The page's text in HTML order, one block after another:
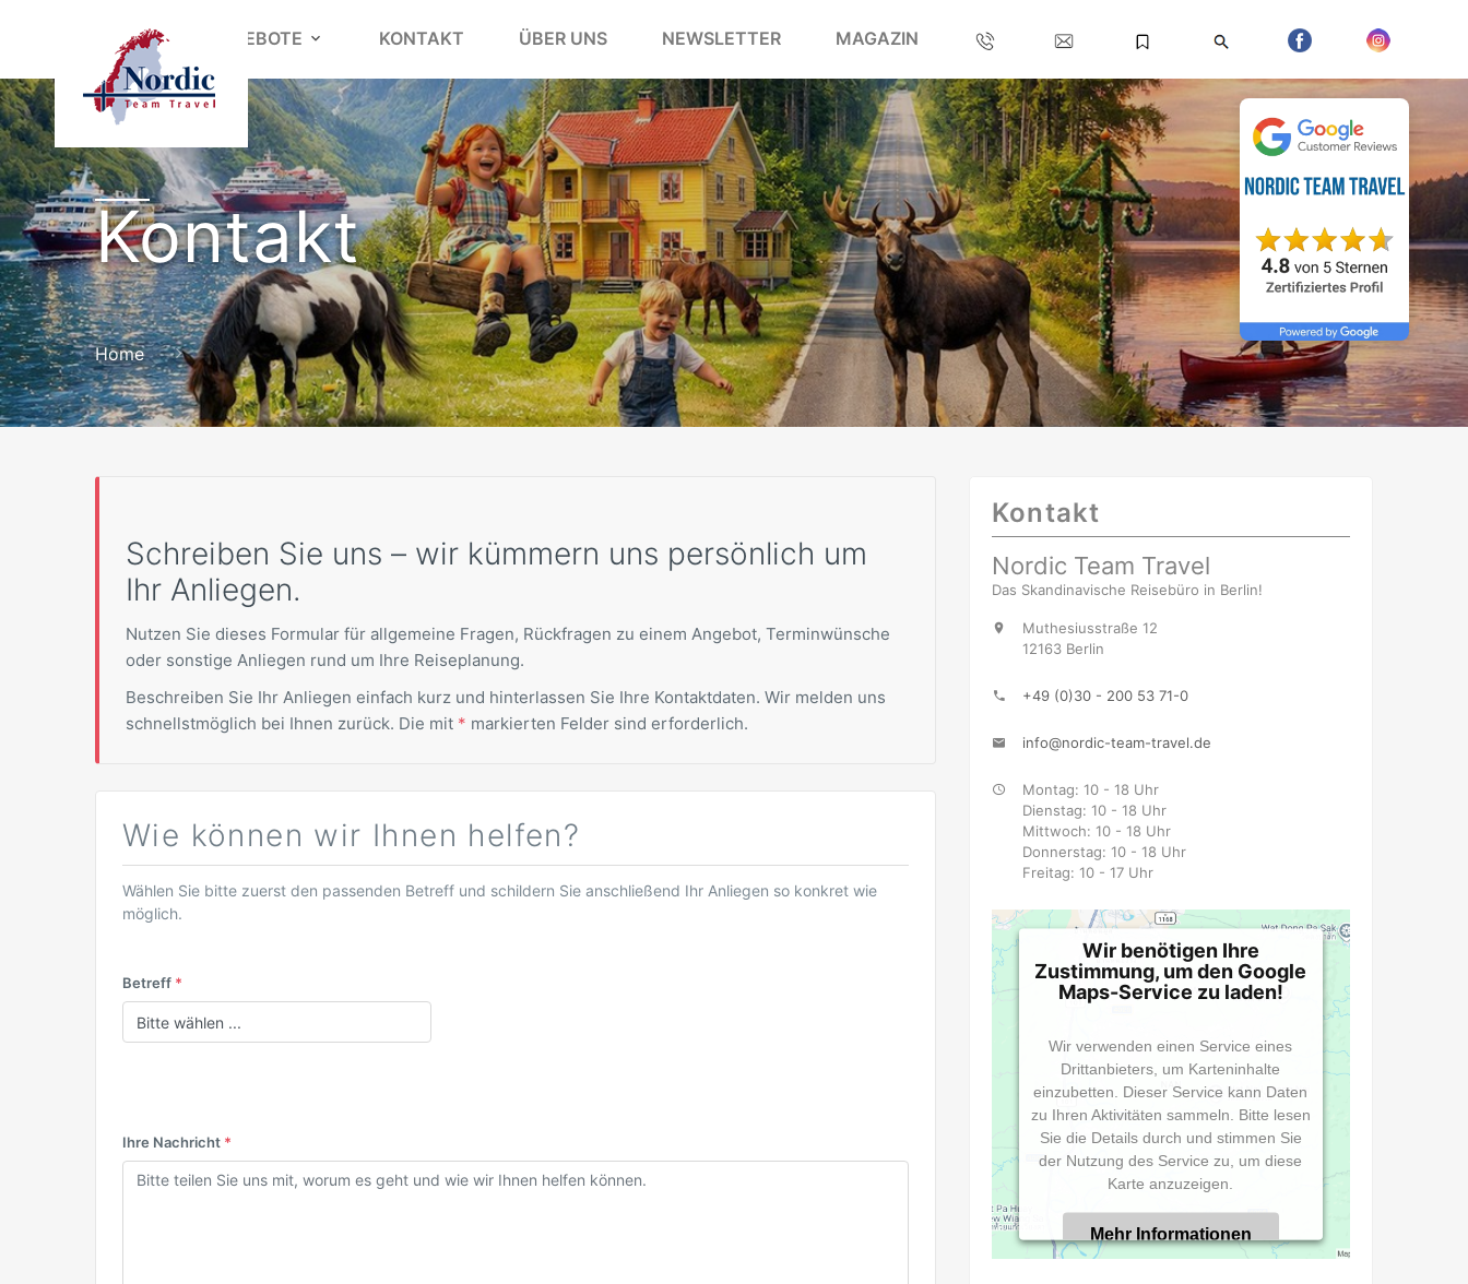
REISEANGEBOTE KONTAKT ÜBER UNS NEWSLETTER MAGAZIN
Kontakt
Home
Schreiben Sie uns – wir kümmern uns persönlich um
Ihr Anliegen.
Nutzen Sie dieses Formular für allgemeine Fragen, Rückfragen zu einem Angebot, Terminwünsche
oder sonstige Anliegen rund um Ihre Reiseplanung.
Beschreiben Sie Ihr Anliegen einfach kurz und hinterlassen Sie Ihre Kontaktdaten. Wir melden uns
schnellstmöglich bei Ihnen zurück. Die mit * markierten Felder sind erforderlich.
Wie können wir Ihnen helfen?
Wählen Sie bitte zuerst den passenden Betreff und schildern Sie anschließend Ihr Anliegen so konkret wie
möglich.
Betreff *
Ihre Nachricht *
Kontakt
Nordic Team Travel
Das Skandinavische Reisebüro in Berlin!
Muthesiusstraße 12
12163 Berlin
+49 (0)30 - 200 53 71-0
info@nordic-team-travel.de
Montag: 10 - 18 Uhr
Dienstag: 10 - 18 Uhr
Mittwoch: 10 - 18 Uhr
Donnerstag: 10 - 18 Uhr
Freitag: 10 - 17 Uhr
Wir benötigen Ihre
Zustimmung, um den Google
Maps-Service zu laden!
Wir verwenden einen Service eines
Drittanbieters, um Karteninhalte
einzubetten. Dieser Service kann Daten
zu Ihren Aktivitäten sammeln. Bitte lesen
Sie die Details durch und stimmen Sie
der Nutzung des Service zu, um diese
Karte anzuzeigen.
Mehr Informationen